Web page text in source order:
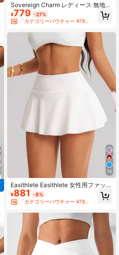
Sovereign Charm レディース 無地
ハイウエスト ポケット付き スポーツ
スコート
¥779 -27%
「カテゴリーバウチャー ¥78」
14
Easithlete Easithlete 女性用ファッシ
ョナブルでエレガントなテニススタ
イルのメッシュアンダーショーツス
カート、Vネックデザイン
¥881 -8%
「カテゴリーバウチャー ¥78」